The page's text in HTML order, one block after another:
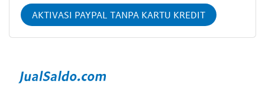
AKTIVASI PAYPAL TANPA KARTU KREDIT